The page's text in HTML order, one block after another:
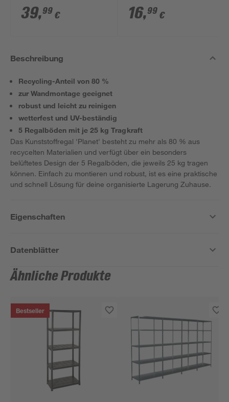
70 kg
39,99 €
25 kg
16,99 €
Beschreibung
Recycling-Anteil von 80 %
zur Wandmontage geeignet
robust und leicht zu reinigen
wetterfest und UV-beständig
5 Regalböden mit je 25 kg Tragkraft
Das Kunststoffregal 'Planet' besteht zu mehr als 80 % aus
recycelten Materialien und verfügt über ein besonders
belüftetes Design der 5 Regalböden, die jeweils 25 kg tragen
können. Einfach zu montieren und robust, ist es eine praktische
und schnell Lösung für deine organisierte Lagerung Zuhause.
Eigenschaften
Datenblätter
Ähnliche Produkte
Bestseller